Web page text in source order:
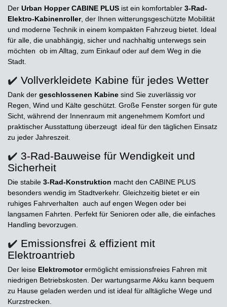
Der Urban Hopper CABINE PLUS ist ein komfortabler 3-Rad-
Elektro-Kabinenroller, der Ihnen witterungsgeschützte Mobilität
und moderne Technik in einem kompakten Fahrzeug bietet. Ideal
für alle, die unabhängig, sicher und nachhaltig unterwegs sein
möchten ob im Alltag, zum Einkauf oder auf dem Weg in die
Stadt.
✔️ Vollverkleidete Kabine für jedes Wetter
Dank der geschlossenen Kabine sind Sie zuverlässig vor
Regen, Wind und Kälte geschützt. Große Fenster sorgen für gute
Sicht, während der Innenraum mit angenehmem Komfort und
praktischer Ausstattung überzeugt ideal für den täglichen Einsatz
zu jeder Jahreszeit.
✔️ 3-Rad-Bauweise für Wendigkeit und
Sicherheit
Die stabile 3-Rad-Konstruktion macht den CABINE PLUS
besonders wendig im Stadtverkehr. Gleichzeitig bietet er ein
ruhiges Fahrverhalten auch auf engen Wegen oder bei
langsamen Fahrten. Perfekt für Senioren oder alle, die einfaches
Handling bevorzugen.
✔️ Emissionsfrei & effizient mit
Elektroantrieb
Der leise Elektromotorermöglicht emissionsfreies Fahren mit
niedrigen Betriebskosten. Der wartungsarme Akku kann bequem
zu Hause geladen werden und ist ideal für alltägliche Wege und
Kurzstrecken.